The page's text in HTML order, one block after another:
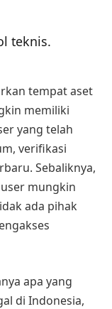
teknis.
tempat aset
memiliki
yang telah
verifikasi
Sebaliknya,
mungkin
ada pihak
apa yang
di Indonesia,